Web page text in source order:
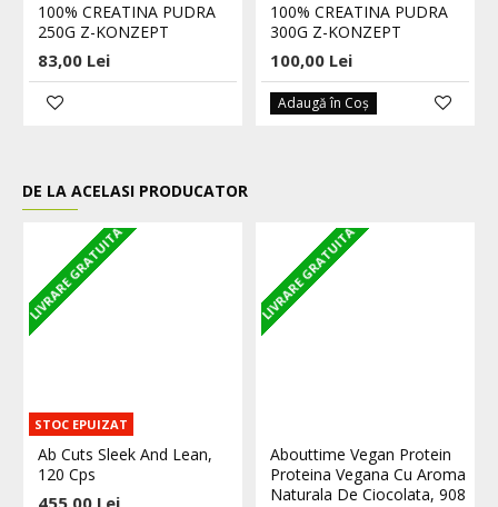
100% CREATINA PUDRA
250G Z-KONZEPT
83,00 Lei
100% CREATINA PUDRA
300G Z-KONZEPT
100,00 Lei
Adaugă în Coş
DE LA ACELASI PRODUCATOR
LIVRARE GRATUITA
STOC EPUIZAT
Ab Cuts Sleek And Lean,
120 Cps
455,00 Lei
LIVRARE GRATUITA
Abouttime Vegan Protein
Proteina Vegana Cu Aroma
Naturala De Ciocolata, 908